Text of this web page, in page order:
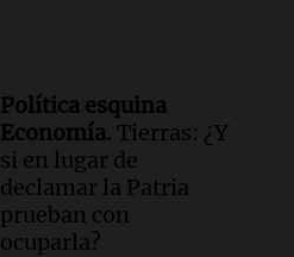
Política esquina
Economía. Tierras: ¿Y
si en lugar de
declamar la Patria
prueban con
ocuparla?